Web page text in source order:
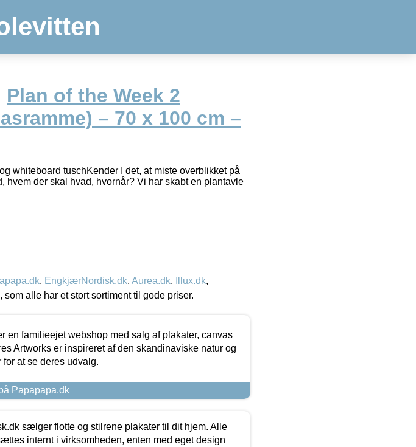
Plan of the Week 2
– 70 x 100 cm –
whiteboard tuschKender I det, at miste overblikket på
hvem der skal hvad, hvornår? Vi har skabt en plantavle
, EngkjærNordisk.dk, Aurea.dk, Illux.dk,
, som alle har et stort sortiment til gode priser.
en familieejet webshop med salg af plakater, canvas
Artworks er inspireret af den skandinaviske natur og
for at se deres udvalg.
Papapapa.dk
sælger flotte og stilrene plakater til dit hjem. Alle
internt i virksomheden, enten med eget design